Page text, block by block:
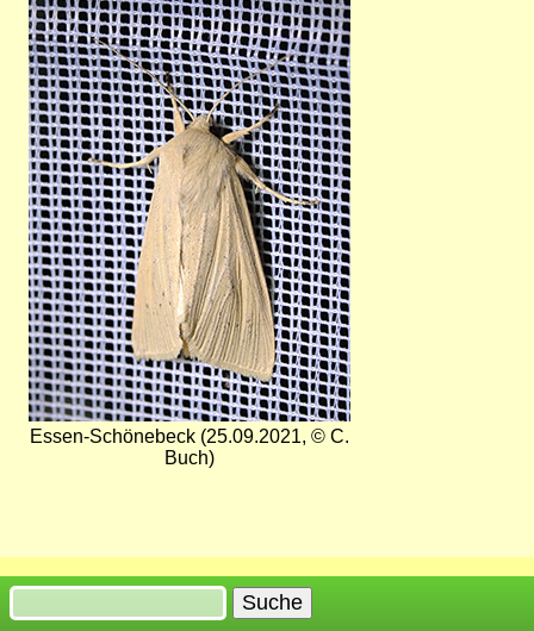
Essen-Schönebeck (25.09.2021, © C.
Buch)
Suche